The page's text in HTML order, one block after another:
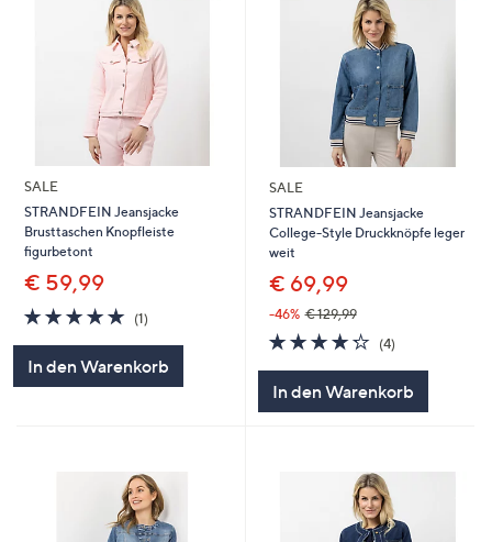
anzuzeigen.
SALE
STRANDFEIN Jeansjacke
Brusttaschen Knopfleiste
figurbetont
€ 59,99
5.0
von
(1)1
In den Warenkorb
SALE
STRANDFEIN Jeansjacke
College-Style Druckknöpfe leger
weit
€ 69,99
-46% € 129,99
4.2
von
(4)4
In den Warenkorb